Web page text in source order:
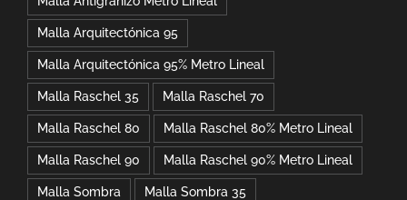
Malla Arquitectónica 95
Malla Arquitectónica 95% Metro Lineal
Malla Raschel 35 Malla Raschel 70
Malla Raschel 80 Malla Raschel 80% Metro Lineal
Malla Raschel 90 Malla Raschel 90% Metro Lineal
Malla Sombra Malla Sombra 35